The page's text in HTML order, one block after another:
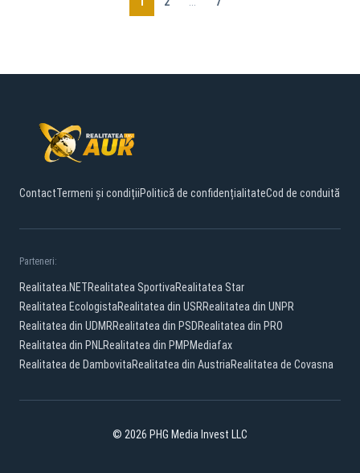
ContactTermeni și condițiiPolitică de confidențialitateCod de conduită
Parteneri:
Realitatea.NETRealitatea SportivaRealitatea Star
Realitatea EcologistaRealitatea din USRRealitatea din UNPR
Realitatea din UDMRRealitatea din PSDRealitatea din PRO
Realitatea din PNLRealitatea din PMPMediafax
Realitatea de DambovitaRealitatea din AustriaRealitatea de Covasna
© 2026 PHG Media Invest LLC